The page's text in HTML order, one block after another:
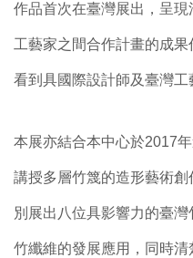
作品首次在臺灣展出，呈
工藝家之間合作計畫的成
看到具國際設計師及臺灣工
本展亦結合本中心於2017
講授多層竹篾的造形藝術
別展出八位具影響力的臺
竹纖維的發展應用，同時